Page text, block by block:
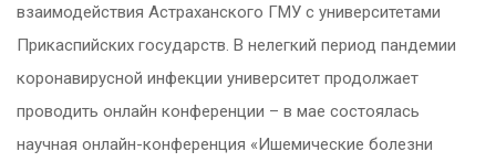
взаимодействия Астраханского ГМУ с университетами
Прикаспийских государств. В нелегкий период пандемии
коронавирусной инфекции университет продолжает
проводить онлайн конференции – в мае состоялась
научная онлайн-конференция «Ишемические болезни